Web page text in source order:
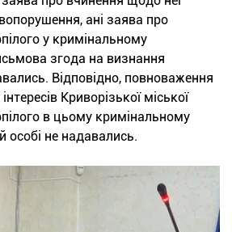
ані заява про
у кримінальному
згода на визнання
Відповідно, повноваження
Криворізької міської
в цьому кримінальному
особі не надавались.